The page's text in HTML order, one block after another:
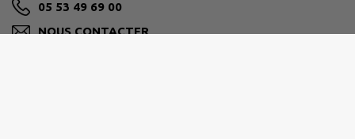
05 53 49 69 00
NOUS CONTACTER